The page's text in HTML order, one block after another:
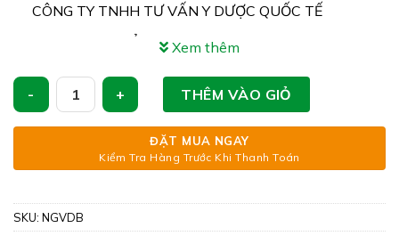
CÔNG TY TNHH TƯ VẤN Y DƯỢC QUỐC TẾ
Công dụng: NHỎ GIỌT VITAMIN D BEBUGOLD giúp
Xuất xứ: Việt Nam
Giấy phép: 1954/2023/ĐKSP
Quy cách: Chai 10ml
Xem thêm
NHỎ GIỌT VITAMIN D BEBUGOLD - Giúp Bổ Sung Vitamin
THÊM VÀO GIỎ
ĐẶT MUA NGAY
Kiểm Tra Hàng Trước Khi Thanh Toán
SKU: NGVDB